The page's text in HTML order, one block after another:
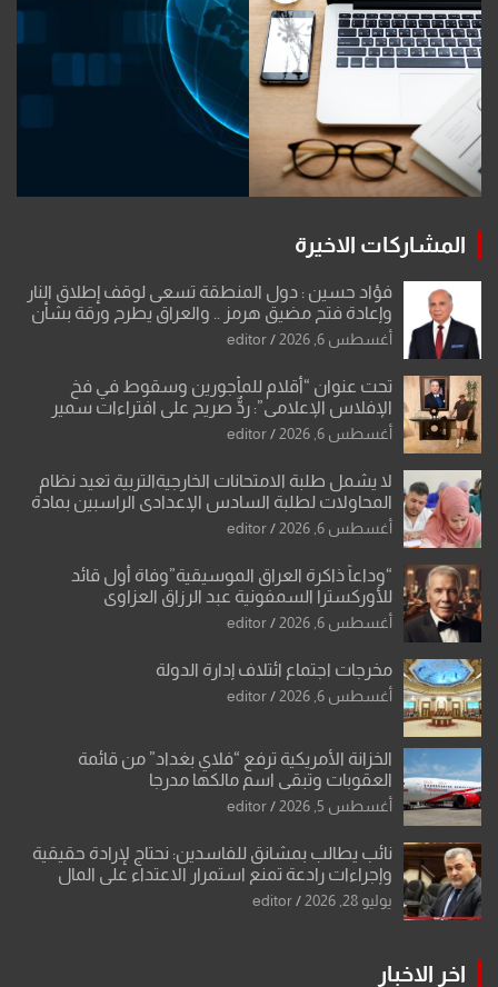
المشاركات الاخيرة
فؤاد حسين : دول المنطقة تسعى لوقف إطلاق النار
وإعادة فتح مضيق هرمز .. والعراق يطرح ورقة بشأن
تحولات القدس
أغسطس 6, 2026 editor
تحت عنوان “أقلام للمأجورين وسقوط في فخ
الإفلاس الإعلامي”: ردٌّ صريح على افتراءات سمير
الشكرجي
أغسطس 6, 2026 editor
لا يشمل طلبة الامتحانات الخارجيةالتربية تعيد نظام
المحاولات لطلبة السادس الإعدادي الراسبين بمادة
أو مادتين
أغسطس 6, 2026 editor
“وداعاً ذاكرة العراق الموسيقية”وفاة أول قائد
للأوركسترا السمفونية عبد الرزاق العزاوي
أغسطس 6, 2026 editor
مخرجات اجتماع ائتلاف إدارة الدولة
أغسطس 6, 2026 editor
الخزانة الأمريكية ترفع “فلاي بغداد” من قائمة
العقوبات وتبقي اسم مالكها مدرجا
أغسطس 5, 2026 editor
نائب يطالب بمشانق للفاسدين: نحتاج لإرادة حقيقية
وإجراءات رادعة تمنع استمرار الاعتداء على المال
العام”.
يوليو 28, 2026 editor
اخر الاخبار